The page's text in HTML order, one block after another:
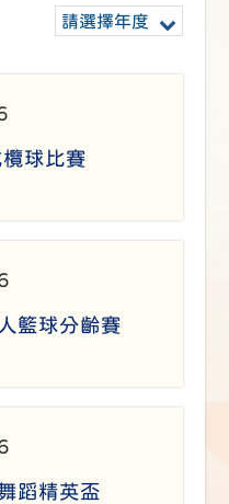
請選擇年度
球比賽
籃球分齡賽
蹈精英盃